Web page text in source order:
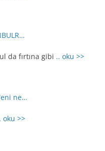
da fırtına gibi .. oku >>
ne…
oku >>